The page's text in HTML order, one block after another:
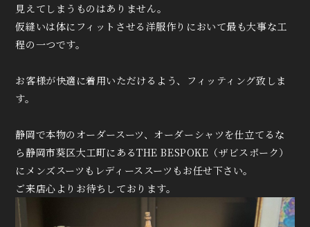
見えてしまうものはありません。
仮縫いは体にフィットさせる洋服作りにおいて最も大事な工
程の一つです。
お客様が快適に着用いただけるよう、フィッティング致しま
す。
静岡で本物のオーダースーツ、オーダーシャツを仕立てるな
ら静岡市葵区大工町にあるTHE BESPOKE（ザビスポーク）
にメンズスーツもレディーススーツもお任せ下さい。
ご来店心よりお待ちしております。